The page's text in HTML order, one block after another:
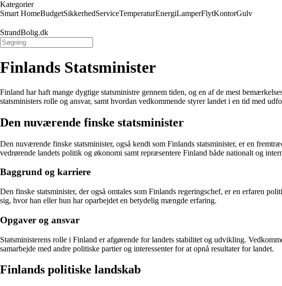
Kategorier
Smart HomeBudgetSikkerhedServiceTemperaturEnergiLamperFlytKontorGulv
StrandBolig.dk
Finlands Statsminister
Finland har haft mange dygtige statsministre gennem tiden, og en af de mest
statsministers rolle og ansvar, samt hvordan vedkommende styrer landet i en tid med
Den nuværende finske statsminister
Den nuværende finske statsminister, også kendt som Finlands statsminister, er en
vedrørende landets politik og økonomi samt repræsentere Finland både nationalt og
Baggrund og karriere
Den finske statsminister, der også omtales som Finlands regeringschef, er en erfaren
sig, hvor han eller hun har oparbejdet en betydelig mængde erfaring.
Opgaver og ansvar
Statsministerens rolle i Finland er afgørende for landets stabilitet og udvikling.
samarbejde med andre politiske partier og interessenter for at opnå resultater for landet.
Finlands politiske landskab